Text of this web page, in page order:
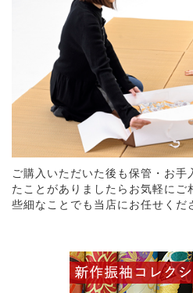
ご購入いただいた後も保管・お手
たことがありましたらお気軽にご
些細なことでも当店にお任せくだ